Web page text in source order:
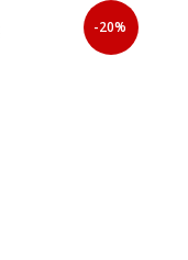
-20%